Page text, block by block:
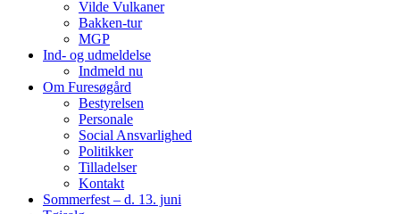
Vilde Vulkaner
Bakken-tur
MGP
Ind- og udmeldelse
Indmeld nu
Om Furesøgård
Bestyrelsen
Personale
Social Ansvarlighed
Politikker
Tilladelser
Kontakt
Sommerfest – d. 13. juni